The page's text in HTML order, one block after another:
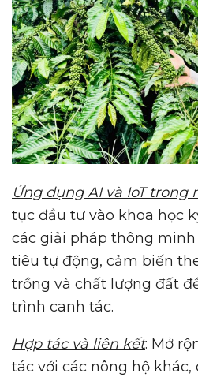
Ứng dụng AI và IoT trong
tục đầu tư vào khoa học
các giải pháp thông
tiêu tự động, cảm biến
trồng và chất lượng đất
trình canh tác.
Hợp tác và liên kết: Mở
tác với các nông hộ khác,